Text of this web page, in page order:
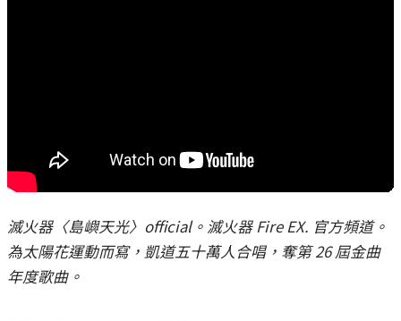
滅火器〈島嶼天光〉official。滅火器 Fire EX. 官方頻道。
為太陽花運動而寫，凱道五十萬人合唱，奪第 26 屆金曲
年度歌曲。